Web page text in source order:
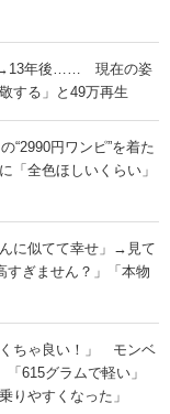
→13年後…… 現在の姿
する」と49万再生
“2990円ワンピ”を着た
全色ほしいくらい」
に似てて幸せ」→見て
ぎません？」「本物
くちゃ良い！」 モンベ
615グラムで軽い」
りやすくなった」